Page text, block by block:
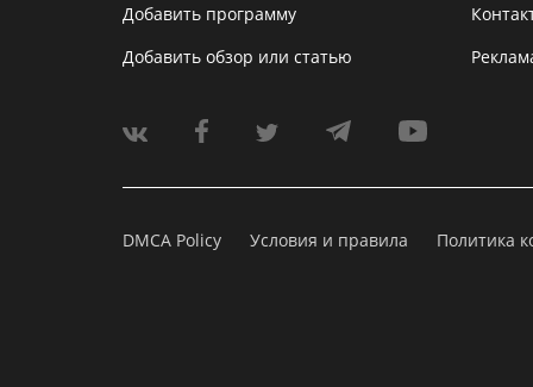
Добавить программу
Добавить обзор или статью
DMCA Policy Условия и правила Политика